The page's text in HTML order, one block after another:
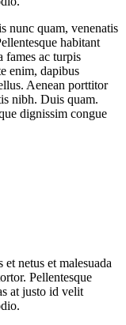
nunc quam, venenatis
habitant
fames ac turpis
enim, dapibus
Aenean porttitor
nibh. Duis quam.
dignissim congue
netus et malesuada
Pellentesque
at justo id velit